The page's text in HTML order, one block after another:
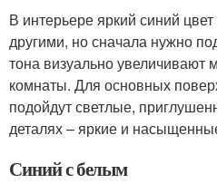
В интерьере яркий синий
другими, но сначала нужно
тона визуально увеличивают
комнаты. Для основных
подойдут светлые,
деталях – яркие и
Синий с белым